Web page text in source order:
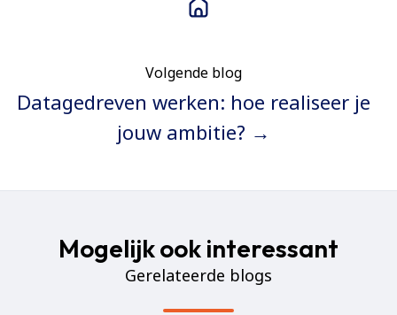
Volgende blog
Datagedreven werken: hoe realiseer je
jouw ambitie? →
Mogelijk ook interessant
Gerelateerde blogs